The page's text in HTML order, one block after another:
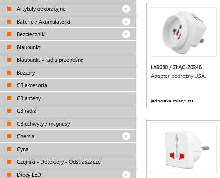
Artykuły dekoracyjne
Baterie / Akumulatorki
Bezpieczniki
Blaupunkt
Blaupunkt - radia przenośne
Buzzery
CB akcesoria
CB anteny
CB radia
CB uchwyty / magnesy
Chemia
Cyna
Czujniki - Detektory - Odstraszacze
Diody LED
LX6030 / ZŁĄC-20248
Adapter podróżny USA.
jednostka miary: szt